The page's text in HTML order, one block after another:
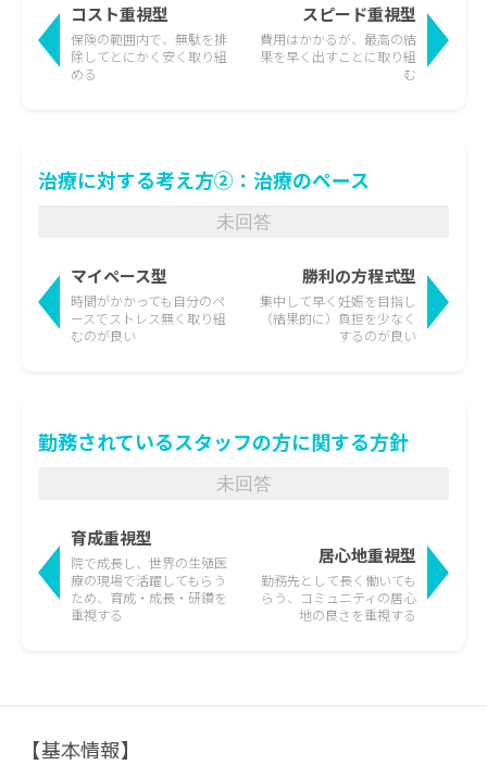
コスト重視型
保険の範囲内で、無駄を排
除してとにかく安く取り組
める
費用はかかるが、最高の結
果を早く出すことに取り組
む
スピード重視型
治療に対する考え方②：治療のペース
未回答
マイペース型
時間がかかっても 自分のペ
ースでストレス無く取り組
むのが良い
集中して早く妊娠を目指し
（結果的に）負担を少なく
するのが良い
勝利の方程式型
勤務されているスタッフの方に関する方針
未回答
育成重視型
院で成長し、世界の生殖医
療の現場で活躍してもらう
ため、育成・成長・研鑽を
重視する
勤務先として長く働いても
らう、
コミュニティの居心
地の良さを重視する
居心地重視型
【基本情報】